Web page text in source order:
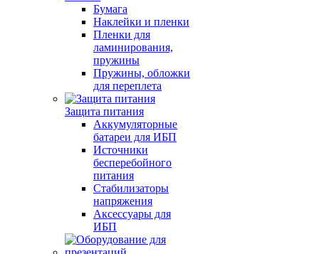
Бумага
Наклейки и пленки
Пленки для
ламинирования,
пружины
Пружины, обложки
для переплета
Защита питания
Аккумуляторные
батареи для ИБП
Источники
бесперебойного
питания
Стабилизаторы
напряжения
Аксессуары для
ИБП